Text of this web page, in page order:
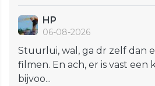
HP
06-08-2026
Stuurlui, wal, ga dr zelf dan
filmen. En ach, er is vast een
bijvoo...